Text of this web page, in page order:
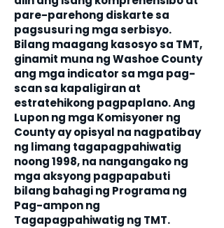
pare-parehong diskarte sa
pagsusuri ng mga serbisyo.
Bilang maagang kasosyo sa TMT,
ginamit muna ng Washoe County
ang mga indicator sa mga pag-
scan sa kapaligiran at
estratehikong pagpaplano. Ang
Lupon ng mga Komisyoner ng
County ay opisyal na nagpatibay
ng limang tagapagpahiwatig
noong 1998, na nangangako ng
mga aksyong pagpapabuti
bilang bahagi ng Programa ng
Pag-ampon ng
Tagapagpahiwatig ng TMT.